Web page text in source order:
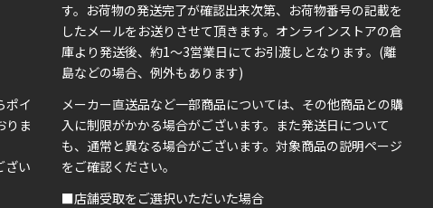
ポイ
りま
ざい
す。お荷物の発送完了が確認出来次第、お荷物番号の記載を
したメールをお送りさせて頂きます。オンラインストアの倉
庫より発送後、約1～3営業日にてお引渡しとなります。(離
島などの場合、例外もあります)
メーカー直送品など一部商品については、その他商品との購
入に制限がかかる場合がございます。また発送日について
も、通常と異なる場合がございます。対象商品の説明ページ
をご確認ください。
■店舗受取をご選択いただいた場合